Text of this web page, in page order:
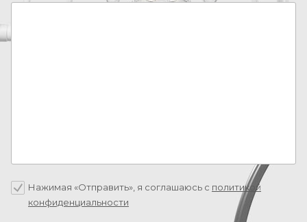
Нажимая «Отправить», я соглашаюсь c политикой
конфиденциальности